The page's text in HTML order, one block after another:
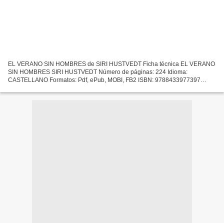
EL VERANO SIN HOMBRES de SIRI HUSTVEDT Ficha técnica EL VERANO
SIN HOMBRES SIRI HUSTVEDT Número de páginas: 224 Idioma:
CASTELLANO Formatos: Pdf, ePub, MOBI, FB2 ISBN: 9788433977397